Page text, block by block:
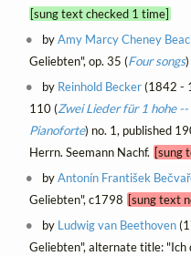
[sung text checked 1 time]
byAmy Marcy Cheney
Geliebten", op. 35 (Four songs
by Reinhold Becker(1842 -
110 (Zwei Lieder für 1 hohe
Pianoforte) no. 1, published
Herrn. Seemann Nachf. [sung
byAntonín František
Geliebten", c1798 [sung text
by Ludwig van Beethoven
Geliebten", alternate title: "Ich